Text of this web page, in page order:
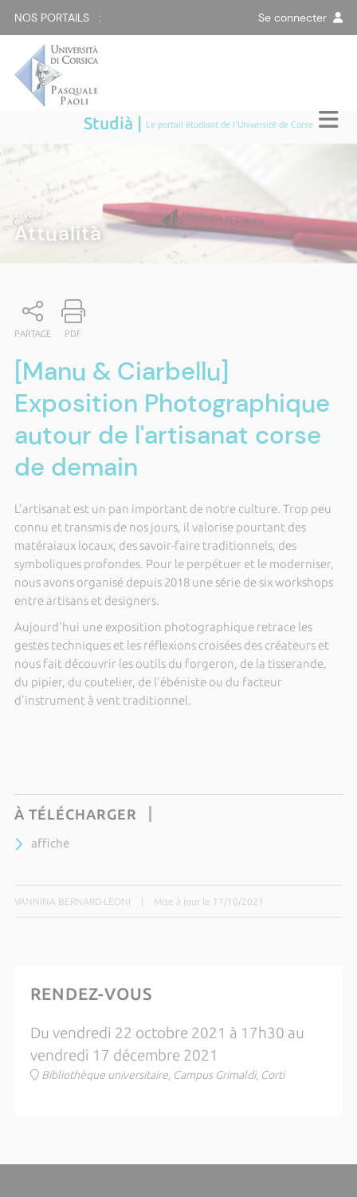
NOS PORTAILS : Se connecter
Studià | Le portail étudiant de l'Université de Corse
STUDIÀ
Attualità
PARTAGE PDF
[Manu & Ciarbellu]
Exposition Photographique
autour de l'artisanat corse
de demain
L'artisanat est un pan important de notre culture. Trop peu
connu et transmis de nos jours, il valorise pourtant des
matéraiaux locaux, des savoir-faire traditionnels, des
symboliques profondes. Pour le perpétuer et le moderniser,
nous avons organisé depuis 2018 une série de six workshops
entre artisans et designers.
Aujourd'hui une exposition photographique retrace les
gestes techniques et les réflexions croisées des créateurs et
nous fait découvrir les outils du forgeron, de la tisserande,
du pipier, du coutelier, de l'ébéniste ou du facteur
d'instrument à vent traditionnel.
À TÉLÉCHARGER
affiche
VANNINA BERNARD-LEONI Mise à jour le 11/10/2021
RENDEZ-VOUS
Du vendredi 22 octobre 2021 à 17h30 au
vendredi 17 décembre 2021
Bibliothèque universitaire, Campus Grimaldi, Corti